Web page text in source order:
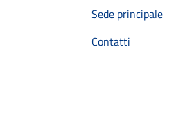
Sede principale
Contatti